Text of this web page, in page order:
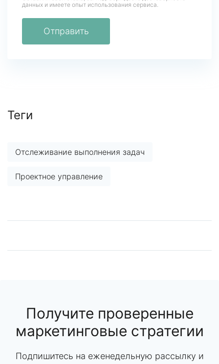
данных и имеете опыт использования сервиса.
Отправить
Теги
Отслеживание выполнения задач
Проектное управление
Получите проверенные
маркетинговые стратегии
Подпишитесь на еженедельную рассылку и